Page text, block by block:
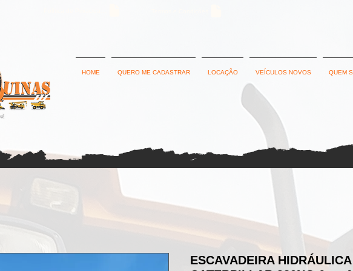
HOME QUERO ME CADASTRAR LOCAÇÃO VEÍCULOS NOVOS QUEM
ESCAVADEIRA HIDRÁULICA